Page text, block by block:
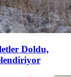
Doldu,